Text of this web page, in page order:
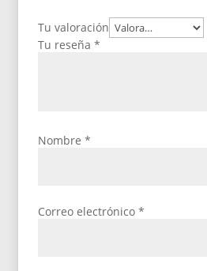
Tu valoración
Tu reseña*
Nombre*
Correo electrónico*